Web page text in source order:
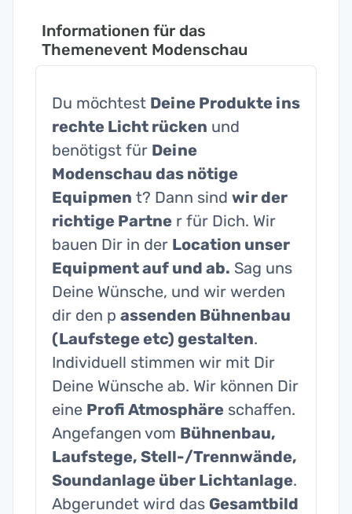
Informationen für das
Themenevent Modenschau
Du möchtest Deine Produkte ins
rechte Licht rücken und
benötigst für Deine
Modenschau das nötige
Equipmen t? Dann sind wir der
richtige Partne r für Dich. Wir
bauen Dir in der Location unser
Equipment auf und ab. Sag uns
Deine Wünsche, und wir werden
dir den p assenden Bühnenbau
(Laufstege etc) gestalten.
Individuell stimmen wir mit Dir
Deine Wünsche ab. Wir können Dir
eine Profi Atmosphäre schaffen.
Angefangen vom Bühnenbau,
Laufstege, Stell-/Trennwände,
Soundanlage über Lichtanlage.
Abgerundet wird das Gesamtbild